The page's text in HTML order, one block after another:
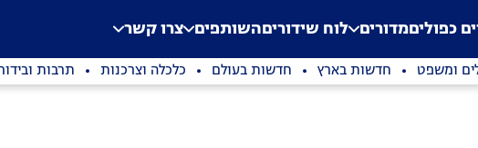
Application error: a
. כפוליםמדורים לוח שידוריםהשותפים צרו קשר
ומשפט חדשות בארץ חדשות בעולם כלכלה וצרכנות תרבות